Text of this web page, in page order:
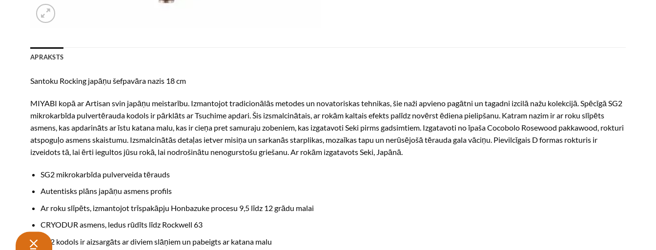
APRAKSTS
Santoku Rocking japāņu šefpavāra nazis 18 cm
MIYABI kopā ar Artisan svin japāņu meistarību. Izmantojot tradicionālās metodes un novatoriskas tehnikas, šie naži apvieno pagātni un tagadni izcilā nažu kolekcijā. Spēcīgā SG2
mikrokarbīda pulvertērauda kodols ir pārklāts ar Tsuchime apdari. Šis izsmalcinātais, ar rokām kaltais efekts palīdz novērst ēdiena pielipšanu. Katram nazim ir ar roku slīpēts
asmens, kas apdarināts ar īstu katana malu, kas ir cieņa pret samuraju zobeniem, kas izgatavoti Seki pirms gadsimtiem. Izgatavoti no īpaša Cocobolo Rosewood pakkawood, rokturi
atspoguļo asmens skaistumu. Izsmalcinātās detaļas ietver misiņa un sarkanās starplikas, mozaīkas tapu un nerūsējošā tērauda gala vāciņu. Pievilcīgais D formas rokturis ir
izveidots tā, lai ērti iegultos jūsu rokā, lai nodrošinātu nenogurstošu griešanu. Ar rokām izgatavots Seki, Japānā.
SG2 mikrokarbīda pulverveida tērauds
Autentisks plāns japāņu asmens profils
Ar roku slīpēts, izmantojot trīspakāpju Honbazuke procesu 9,5 līdz 12 grādu malai
CRYODUR asmens, ledus rūdīts līdz Rockwell 63
SG2 kodols ir aizsargāts ar diviem slāņiem un pabeigts ar katana malu